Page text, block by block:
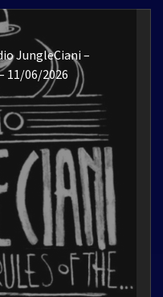
JungleCiani –
11/06/2026